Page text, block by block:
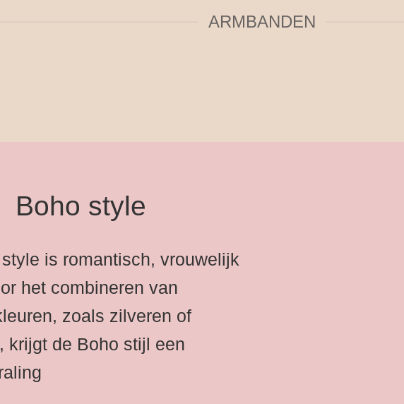
ARMBANDEN
Boho style
is romantisch, vrouwelijk
het combineren van
zoals zilveren of
krijgt de Boho stijl een